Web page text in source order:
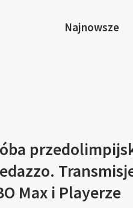
Najnowsze
Max i Playerze